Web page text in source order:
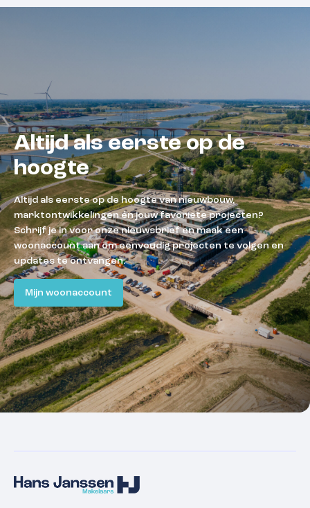
Altijd als eerste op de
hoogte
Altijd als eerste op de hoogte van nieuwbouw,
marktontwikkelingen én jouw favoriete projecten?
Schrijf je in voor onze nieuwsbrief en maak een
woonaccount aan om eenvoudig projecten te volgen en
updates te ontvangen.
Mijn woonaccount